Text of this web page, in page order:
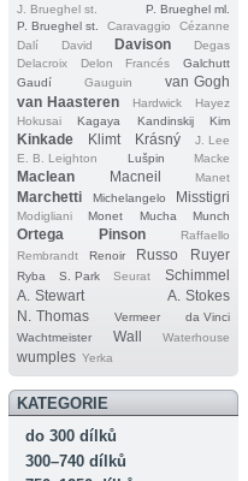
J. Brueghel st.
P. Brueghel ml.
P. Brueghel st.
Caravaggio
Cézanne
Dalí
David Davison
Degas
Delacroix
Delon Francés
Galchutt
Gaudí
Gauguin
van Gogh
van Haasteren
Hardwick
Hayez
Hokusai
Kagaya Kandinskij Kim
Kinkade Klimt Krásný
J. Lee
E. B. Leighton
Lušpin Macke
Maclean Macneil Manet
Marchetti Michelangelo Misstigri
Modigliani Monet Mucha Munch
Ortega Pinson
Raffaello
Rembrandt
Renoir Russo Ruyer
Ryba S. Park Seurat
Schimmel
A. Stewart
A. Stokes
N. Thomas
Vermeer
da Vinci
Wachtmeister
Wall Waterhouse
wumples Yerka
KATEGORIE
do 300 dílků
300–740 dílků